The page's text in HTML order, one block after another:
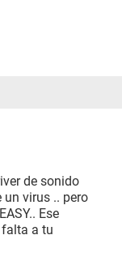
de sonido
un virus .. pero
Ese
a tu